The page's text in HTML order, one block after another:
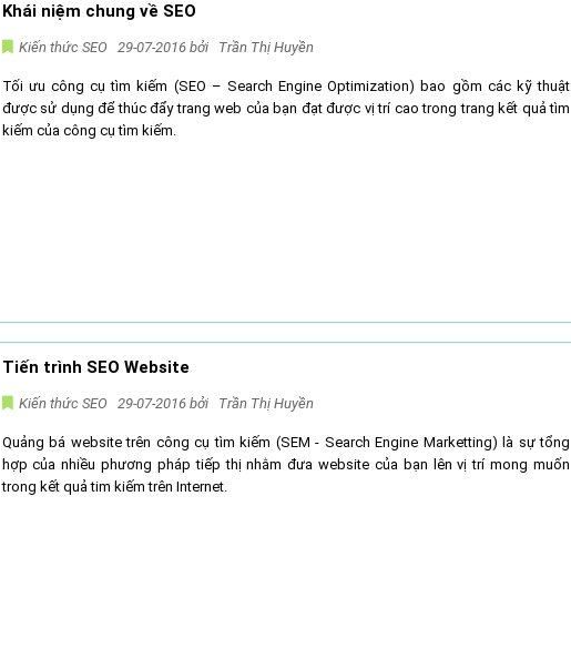
Khái niệm chung về SEO
Kiến thức SEO 29-07-2016 bởi Trần Thị Huyền
Tối ưu công cụ tìm kiếm (SEO – Search Engine Optimization) bao gồm các kỹ thuật
được sử dụng để thúc đẩy trang web của bạn đạt được vị trí cao trong trang kết quả tìm
kiếm của công cụ tìm kiếm.
Tiến trình SEO Website
Kiến thức SEO 29-07-2016 bởi Trần Thị Huyền
Quảng bá website trên công cụ tìm kiếm (SEM - Search Engine Marketting) là sự tổng
hợp của nhiều phương pháp tiếp thị nhằm đưa website của bạn lên vị trí mong muốn
trong kết quả tim kiếm trên Internet.